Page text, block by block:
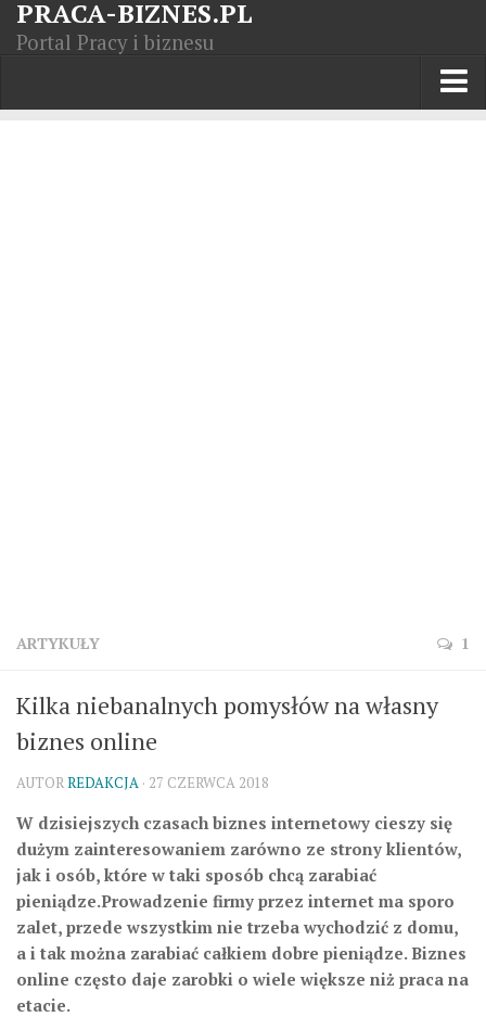
PRACA-BIZNES.PL
Portal Pracy i biznesu
ARTYKUŁY 1
Kilka niebanalnych pomysłów na własny
biznes online
AUTORREDAKCJA · 27 CZERWCA 2018
W dzisiejszych czasach biznes internetowy cieszy się
dużym zainteresowaniem zarówno ze strony klientów,
jak i osób, które w taki sposób chcą zarabiać
pieniądze.Prowadzenie firmy przez internet ma sporo
zalet, przede wszystkim nie trzeba wychodzić z domu,
a i tak można zarabiać całkiem dobre pieniądze. Biznes
online często daje zarobki o wiele większe niż praca na
etacie.